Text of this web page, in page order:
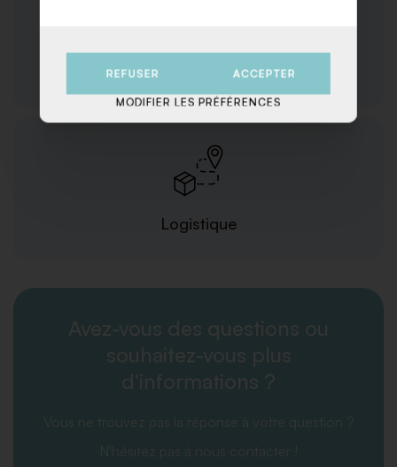
Service Client
Logistique
Avez-vous des questions ou
souhaitez-vous plus
d'informations ?
Vous ne trouvez pas la réponse à votre question ?
N'hésitez pas à nous contacter !
REFUSER ACCEPTER
MODIFIER LES PRÉFÉRENCES